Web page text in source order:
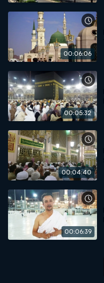
00:06:06
00:05:32
00:04:40
00:06:39